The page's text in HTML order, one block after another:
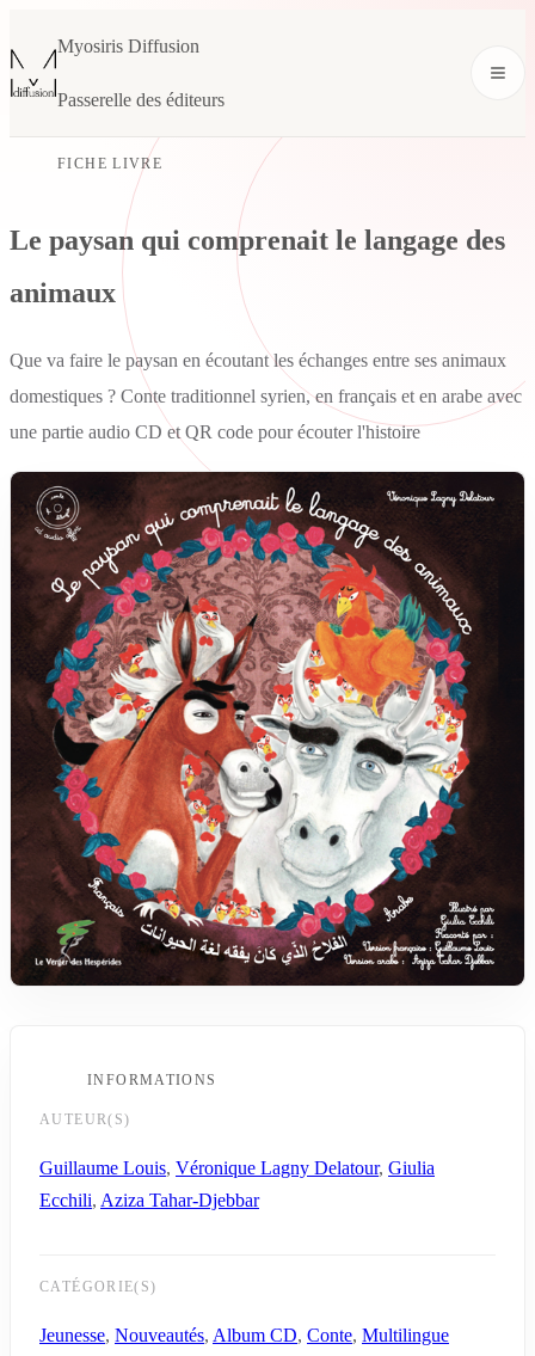
Myosiris Diffusion
Passerelle des éditeurs
FICHE LIVRE
Le paysan qui comprenait le langage des
animaux
Que va faire le paysan en écoutant les échanges entre ses animaux
domestiques ? Conte traditionnel syrien, en français et en arabe avec
une partie audio CD et QR code pour écouter l'histoire
INFORMATIONS
AUTEUR(S)
Guillaume Louis, Véronique Lagny Delatour, Giulia
Ecchili, Aziza Tahar-Djebbar
CATÉGORIE(S)
Jeunesse, Nouveautés, Album CD, Conte, Multilingue